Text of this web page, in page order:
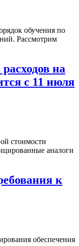
обучения по
Рассмотрим
на
с 11 июля
стоимости
аналоги
к
обеспечения